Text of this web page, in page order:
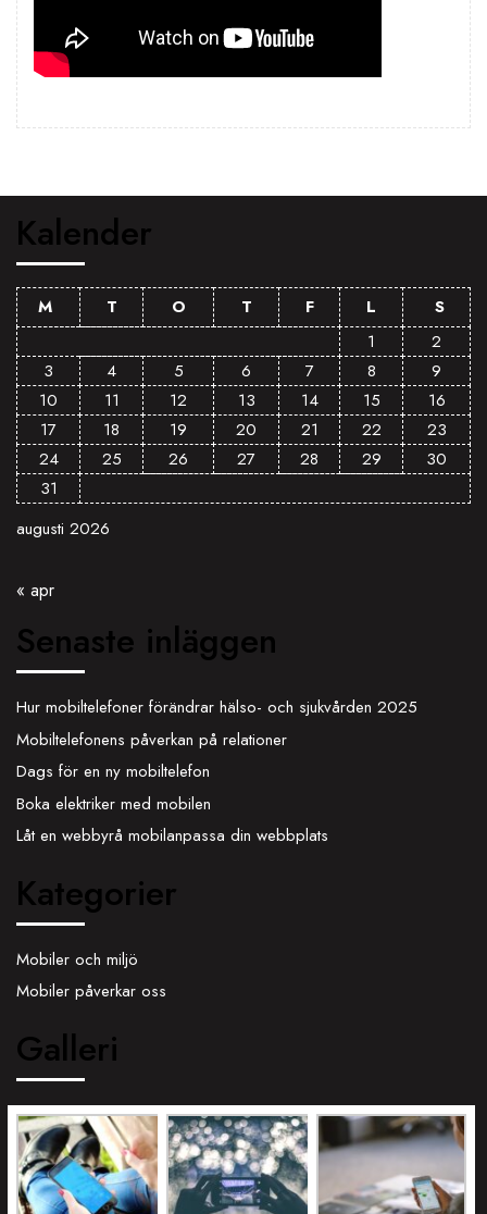
Kalender
augusti 2026
M T O T F L
S
1
2
3
4 5 6 7 8
9
10
11 12 13 14 15
16
17
18 19 20 21 22
23
24
25 26 27 28 29
30
31
« apr
Senaste inläggen
Hur mobiltelefoner förändrar hälso- och sjukvården 2025
Mobiltelefonens påverkan på relationer
Dags för en ny mobiltelefon
Boka elektriker med mobilen
Låt en webbyrå mobilanpassa din webbplats
Kategorier
Mobiler och miljö
Mobiler påverkar oss
Galleri